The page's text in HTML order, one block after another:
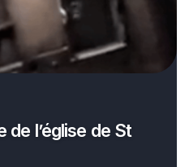
l’église de St